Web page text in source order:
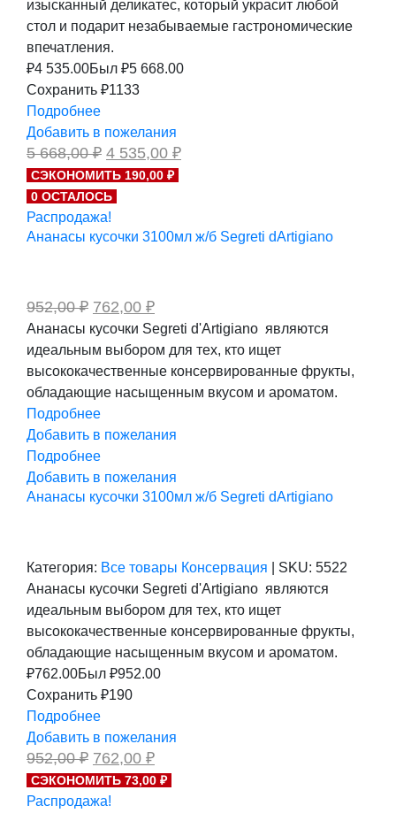
изысканный деликатес, который украсит любой
стол и подарит незабываемые гастрономические
впечатления.
₽4 535.00Был ₽5 668.00
Сохранить ₽1133
Подробнее
Добавить в пожелания
5 668,00₽ Первоначальная
цена
составляла
5
668,00 ₽.
4 535,00 ₽Текущая
цена:
СЭКОНОМИТЬ 190,00 ₽
0 ОСТАЛОСЬ
Распродажа!
Ананасы кусочки 3100мл ж/б Segreti dArtigiano
952,00₽ Первоначальная
цена
составляла
952,00 ₽.
762,00 ₽Текущая
цена:
762,00 ₽.
Ананасы кусочки Segreti d'Artigiano являются
идеальным выбором для тех, кто ищет
высококачественные консервированные фрукты,
обладающие насыщенным вкусом и ароматом.
Подробнее
Добавить в пожелания
Подробнее
Добавить в пожелания
Ананасы кусочки 3100мл ж/б Segreti dArtigiano
Категория: Все товары Консервация SKU: 5522
Ананасы кусочки Segreti d'Artigiano являются
идеальным выбором для тех, кто ищет
высококачественные консервированные фрукты,
обладающие насыщенным вкусом и ароматом.
₽762.00Был ₽952.00
Сохранить ₽190
Подробнее
Добавить в пожелания
952,00₽ Первоначальная
цена
составляла
952,00 ₽.
762,00 ₽Текущая
цена:
762,00 ₽.
СЭКОНОМИТЬ 73,00 ₽
Распродажа!